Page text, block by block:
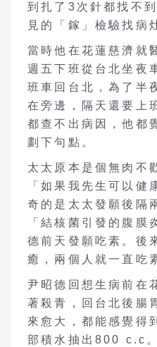
到扎了3次針都找不
見的「鎵」檢驗找病
當時他在花蓮慈濟就
週五下班從台北坐夜
班車回台北，為了半
在旁邊，隔天還要上
都查不出病因，他都
劃下句點。
太太原本是個無肉不
「如果我先生可以健
奇的是太太發願後隔
「結核菌引發的腹膜
德前天發願吃素。後
癒，兩個人就一直吃
尹昭德回想生病前在
著殺青，回台北後腸
來愈大，都能感覺得
部積水抽出800 c.c